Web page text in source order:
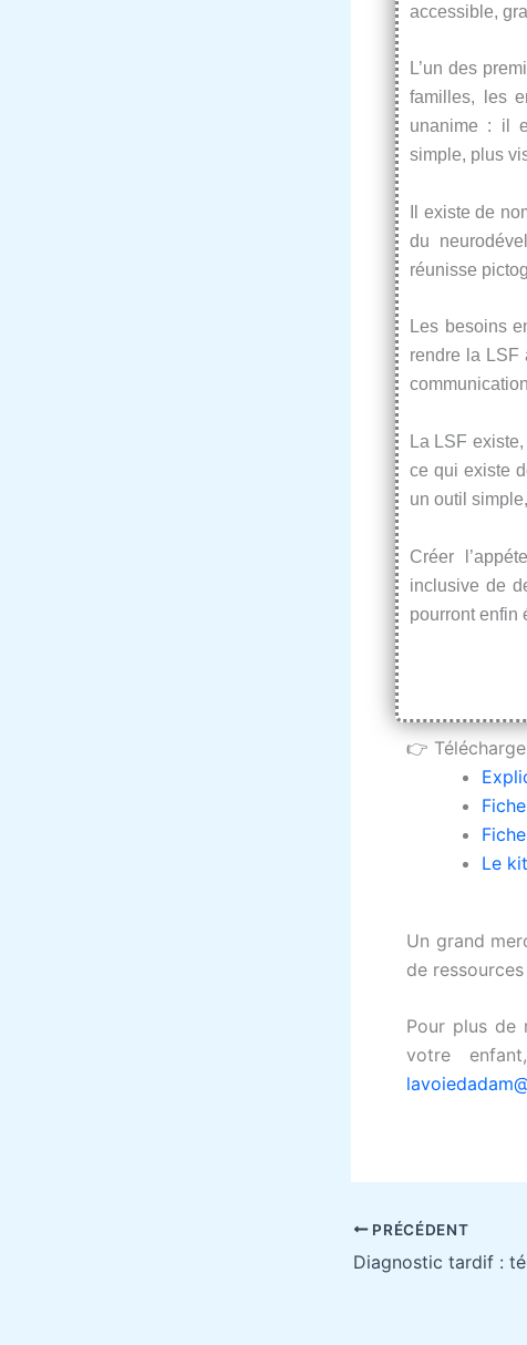
accessible,
L’un des
familles, les
unanime : il
simple, plus
Il existe de
du
réunisse
Les besoins
rendre la LSF
La LSF
ce qui existe
un outil
Créer
inclusive de
pourront enfin
👉
Le
Un grand
de ressources
Pour plus de
votre
PRÉCÉDENT